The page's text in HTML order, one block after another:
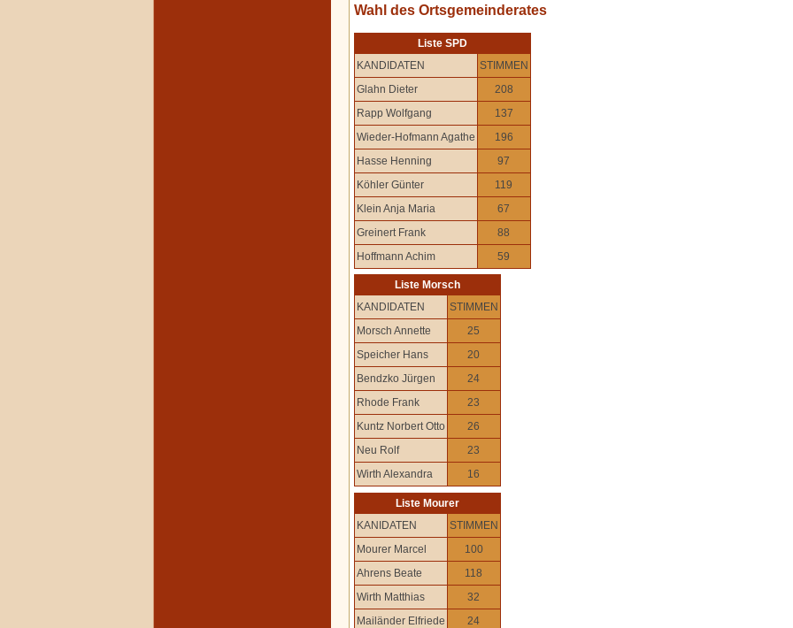
Wahl des Ortsgemeinderates
Liste SPD
KANDIDATEN
STIMMEN
Glahn Dieter
208
Rapp Wolfgang
137
Wieder-Hofmann Agathe
196
Hasse Henning
97
Köhler Günter
119
Klein Anja Maria
67
Greinert Frank
88
Hoffmann Achim
59
Liste Morsch
KANDIDATEN
STIMMEN
Morsch Annette
25
Speicher Hans
20
Bendzko Jürgen
24
Rhode Frank
23
Kuntz Norbert Otto
26
Neu Rolf
23
Wirth Alexandra
16
Liste Mourer
KANIDATEN
STIMMEN
Mourer Marcel
100
Ahrens Beate
118
Wirth Matthias
32
Mailänder Elfriede
24